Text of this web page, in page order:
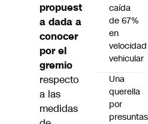
propuest
a dada a
conocer
por el
gremio
respecto
a las
medidas
caída
de 67%
en
velocidad
vehicular
Una
querella
por
presuntas